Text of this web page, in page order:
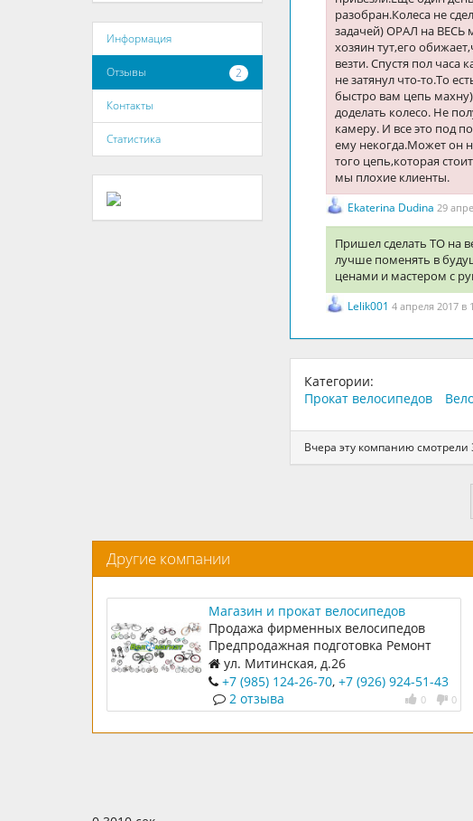
Информация
2
Отзывы
Контакты
Статистика
разобран.Колеса не
задачей) ОРАЛ на ВЕСЬ
хозяин тут,его
везти. Спустя пол часа
не затянул что-то.То
быстро вам цепь
доделать колесо. Не
камеру. И все это под
ему некогда.Может он
того цепь,которая
мы плохие клиенты.
Ekaterina Dudina29
Пришел сделать ТО на
лучше поменять в
ценами и мастером с
Lelik0014 апреля 2017 в
Категории:
Прокат велосипедов
Вчера эту компанию смотрели
Другие компании
Магазин и прокат велосипедов
Веломагнат
Продажа фирменных велосипедов
Предпродажная подготовка Ремонт
велосипедов Прокат велосипедов
ул. Митинская, д.26
+7 (985) 124-26-70, +7 (926) 924-51-43
0 0
2 отзыва